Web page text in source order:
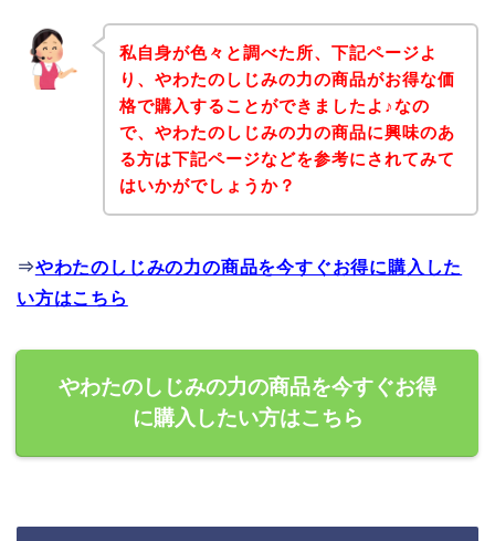
私自身が色々と調べた所、下記ページよ
り、やわたのしじみの力の商品がお得な価
格で購入することができましたよ♪なの
で、やわたのしじみの力の商品に興味のあ
る方は下記ページなどを参考にされてみて
はいかがでしょうか？
⇒やわたのしじみの力の商品を今すぐお得に購入した
い方はこちら
やわたのしじみの力の商品を今すぐお得
に購入したい方はこちら